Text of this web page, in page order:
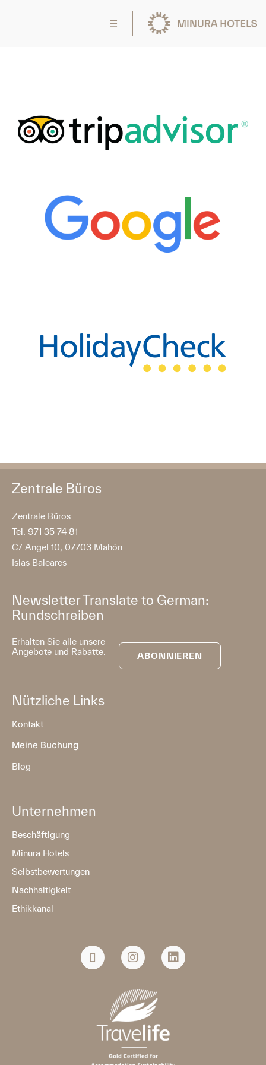
Zentrale Büros
Zentrale Büros
Tel. 971 35 74 81
C/ Angel 10, 07703 Mahón
Islas Baleares
Newsletter Translate to German:
Rundschreiben
Erhalten Sie alle unsere
Angebote und Rabatte.
ABONNIEREN
Nützliche Links
Kontakt
Meine Buchung
Blog
Unternehmen
Beschäftigung
Minura Hotels
Selbstbewertungen
Nachhaltigkeit
Ethikkanal